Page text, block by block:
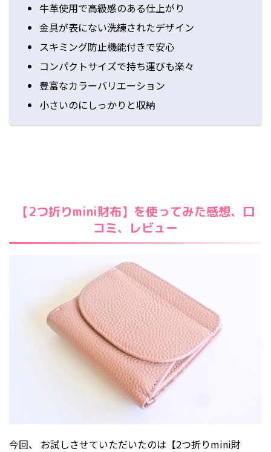
牛革使用で高級感のある仕上がり
金具が表にない洗練されたデザイン
スキミング防止機能付きで安心
コンパクトサイズで持ち運びも楽々
豊富なカラーバリエーション
小さいのにしっかりと収納
【2つ折りmini財布】を使ってみた感想、口
コミ、レビュー
今回、 お試しさせていただいたのは【2つ折りmini財